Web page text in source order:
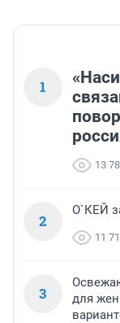
1
13
2
О`КЕЙ
11
3
для